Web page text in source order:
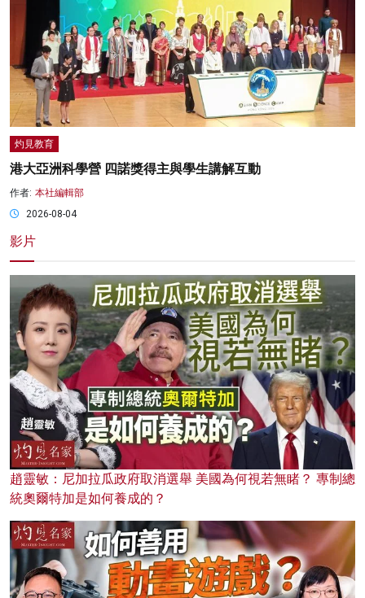
灼見教育
港大亞洲科學營 四諾獎得主與學生講解互動
作者: 本社編輯部
2026-08-04
影片
趙靈敏：尼加拉瓜政府取消選舉 美國為何視若無睹？ 專制總
統奧爾特加是如何養成的？